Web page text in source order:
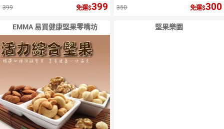
399 免運 399 350 免運 300
EMMA 易買健康堅果零嘴坊 堅果樂園